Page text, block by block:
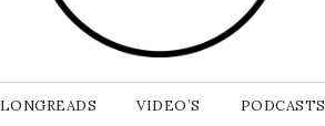
LONGREADS VIDEO’S PODCASTS